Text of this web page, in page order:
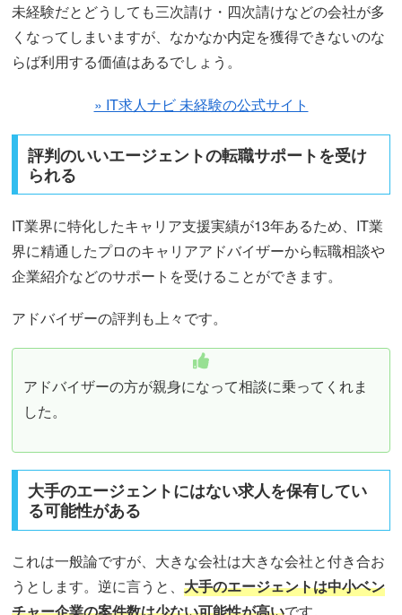
未経験だとどうしても三次請け・四次請けなどの会社が多
くなってしまいますが、なかなか内定を獲得できないのな
らば利用する価値はあるでしょう。
» IT求人ナビ 未経験の公式サイト
評判のいいエージェントの転職サポートを受け
られる
IT業界に特化したキャリア支援実績が13年あるため、IT業
界に精通したプロのキャリアアドバイザーから転職相談や
企業紹介などのサポートを受けることができます。
アドバイザーの評判も上々です。
アドバイザーの方が親身になって相談に乗ってくれま
した。
大手のエージェントにはない求人を保有してい
る可能性がある
これは一般論ですが、大きな会社は大きな会社と付き合お
うとします。逆に言うと、大手のエージェントは中小ベン